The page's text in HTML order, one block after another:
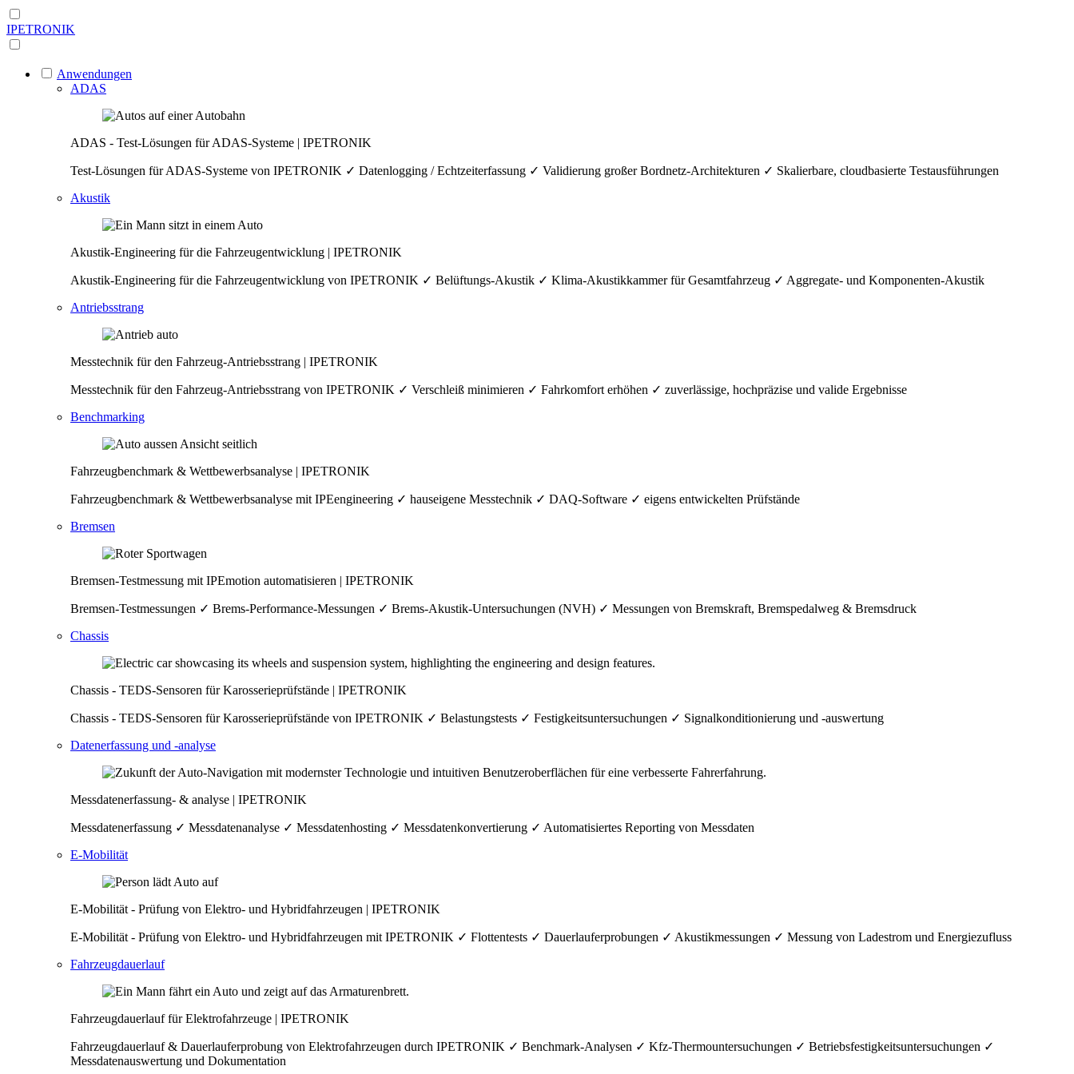
IPETRONIK
Anwendungen
ADAS
ADAS - Test-Lösungen für ADAS-Systeme | IPETRONIK
Test-Lösungen für ADAS-Systeme von IPETRONIK ✓ Datenlogging / Echtzeiterfassung ✓ Validierung großer Bordnetz-Architekturen ✓ Skalierbare, cloudbasierte Testausführungen
Akustik
Akustik-Engineering für die Fahrzeugentwicklung | IPETRONIK
Akustik-Engineering für die Fahrzeugentwicklung von IPETRONIK ✓ Belüftungs-Akustik ✓ Klima-Akustikkammer für Gesamtfahrzeug ✓ Aggregate- und Komponenten-Akustik
Antriebsstrang
Messtechnik für den Fahrzeug-Antriebsstrang | IPETRONIK
Messtechnik für den Fahrzeug-Antriebsstrang von IPETRONIK ✓ Verschleiß minimieren ✓ Fahrkomfort erhöhen ✓ zuverlässige, hochpräzise und valide Ergebnisse
Benchmarking
Fahrzeugbenchmark & Wettbewerbsanalyse | IPETRONIK
Fahrzeugbenchmark & Wettbewerbsanalyse mit IPEengineering ✓ hauseigene Messtechnik ✓ DAQ-Software ✓ eigens entwickelten Prüfstände
Bremsen
Bremsen-Testmessung mit IPEmotion automatisieren | IPETRONIK
Bremsen-Testmessungen ✓ Brems-Performance-Messungen ✓ Brems-Akustik-Untersuchungen (NVH) ✓ Messungen von Bremskraft, Bremspedalweg & Bremsdruck
Chassis
Chassis - TEDS-Sensoren für Karosserieprüfstände | IPETRONIK
Chassis - TEDS-Sensoren für Karosserieprüfstände von IPETRONIK ✓ Belastungstests ✓ Festigkeitsuntersuchungen ✓ Signalkonditionierung und -auswertung
Datenerfassung und -analyse
Messdatenerfassung- & analyse | IPETRONIK
Messdatenerfassung ✓ Messdatenanalyse ✓ Messdatenhosting ✓ Messdatenkonvertierung ✓ Automatisiertes Reporting von Messdaten
E-Mobilität
E-Mobilität - Prüfung von Elektro- und Hybridfahrzeugen | IPETRONIK
E-Mobilität - Prüfung von Elektro- und Hybridfahrzeugen mit IPETRONIK ✓ Flottentests ✓ Dauerlauferprobungen ✓ Akustikmessungen ✓ Messung von Ladestrom und Energiezufluss
Fahrzeugdauerlauf
Fahrzeugdauerlauf für Elektrofahrzeuge | IPETRONIK
Fahrzeugdauerlauf & Dauerlauferprobung von Elektrofahrzeugen durch IPETRONIK ✓ Benchmark-Analysen ✓ Kfz-Thermountersuchungen ✓ Betriebsfestigkeitsuntersuchungen ✓
Messdatenauswertung und Dokumentation